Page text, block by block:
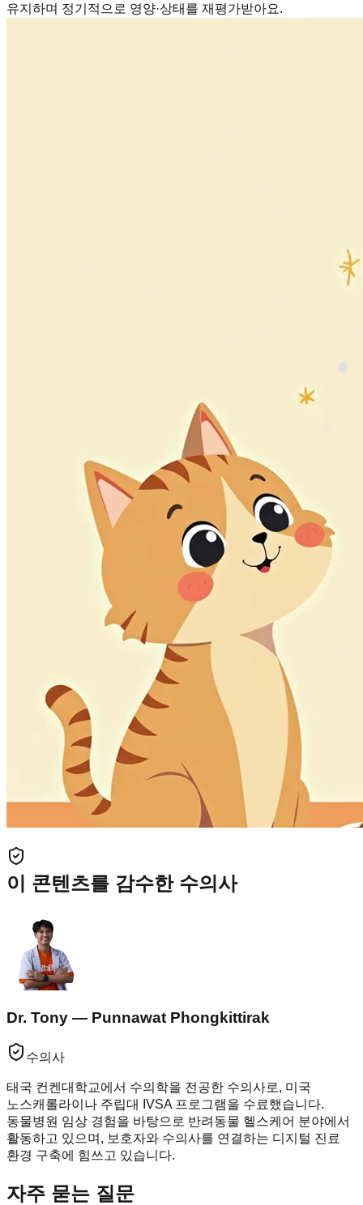
유지하며 정기적으로 영양·상태를 재평가받아요.
이 콘텐츠를 감수한 수의사
Dr. Tony — Punnawat Phongkittirak
수의사
태국 컨켄대학교에서 수의학을 전공한 수의사로, 미국
노스캐롤라이나 주립대 IVSA 프로그램을 수료했습니다.
동물병원 임상 경험을 바탕으로 반려동물 헬스케어 분야에서
활동하고 있으며, 보호자와 수의사를 연결하는 디지털 진료
환경 구축에 힘쓰고 있습니다.
자주 묻는 질문